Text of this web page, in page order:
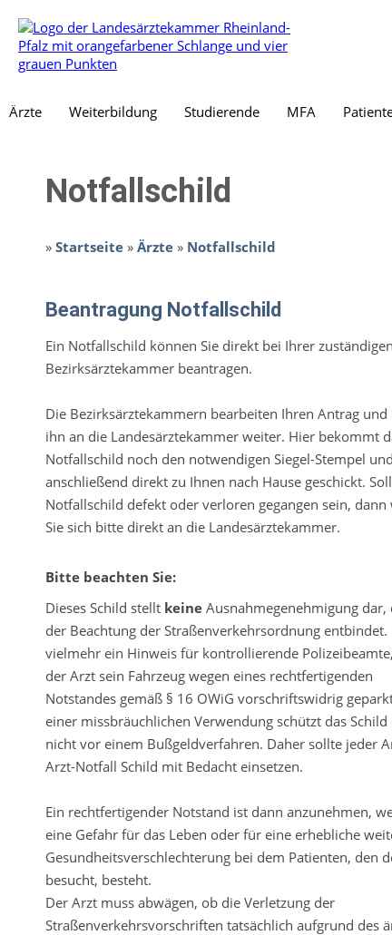
Ärzte Weiterbildung Studierende MFA
Notfallschild
» Startseite » Ärzte » Notfallschild
Beantragung Notfallschild
Ein Notfallschild können Sie direkt bei Ihrer zuständigen
Bezirksärztekammer beantragen.
Die Bezirksärztekammern bearbeiten Ihren Antrag und
ihn an die Landesärztekammer weiter. Hier bekommt
Notfallschild noch den notwendigen Siegel-Stempel
anschließend direkt zu Ihnen nach Hause geschickt.
Notfallschild defekt oder verloren gegangen sein, dann
Sie sich bitte direkt an die Landesärztekammer.
Bitte beachten Sie:
Dieses Schild stellt keine Ausnahmegenehmigung dar,
der Beachtung der Straßenverkehrsordnung entbindet.
vielmehr ein Hinweis für kontrollierende
der Arzt sein Fahrzeug wegen eines rechtfertigenden
Notstandes gemäß § 16 OWiG vorschriftswidrig
einer missbräuchlichen Verwendung schützt das Schild
nicht vor einem Bußgeldverfahren. Daher sollte jeder
Arzt-Notfall Schild mit Bedacht einsetzen.
Ein rechtfertigender Notstand ist dann anzunehmen,
eine Gefahr für das Leben oder für eine erhebliche
Gesundheitsverschlechterung bei dem Patienten, den
besucht, besteht.
Der Arzt muss abwägen, ob die Verletzung der
Straßenverkehrsvorschriften tatsächlich aufgrund des